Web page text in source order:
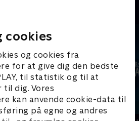
cookies
og cookies fra
for at give dig den bedste
til statistik og til at
dig. Vores
kan anvende cookie-data til
på egne og andres
TV